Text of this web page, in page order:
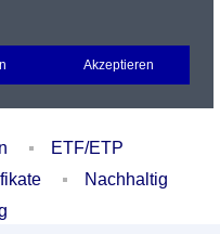
Portfolio Login
ETF/ETP
Nachhaltig
Akzeptieren